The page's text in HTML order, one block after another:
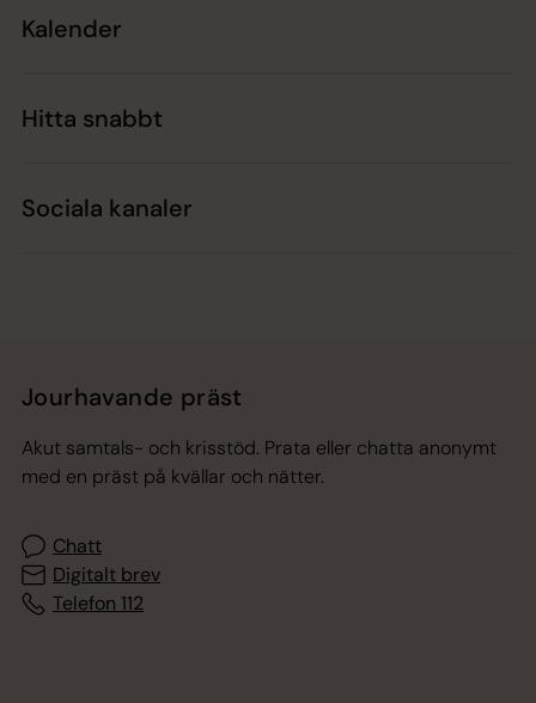
Kalender
Hitta snabbt
Sociala kanaler
Jourhavande präst
Akut samtals- och krisstöd. Prata eller chatta anonymt
med en präst på kvällar och nätter.
Chatt
Digitalt brev
Telefon 112